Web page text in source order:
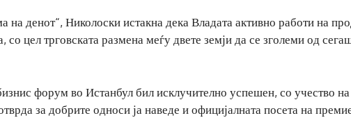
на денот“, Николоски истакна дека Владата активно работи на
со цел трговската размена меѓу двете земји да се зголеми од
форум во Истанбул бил исклучително успешен, со учество
за добрите односи ја наведе и официјалната посета на